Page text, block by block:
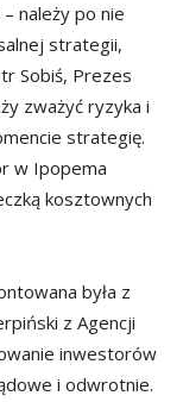
należy po nie
strategii,
Sobiś, Prezes
zważyć ryzyka i
strategię.
w Ipopema
kosztownych
była z
z Agencji
inwestorów
i odwrotnie.